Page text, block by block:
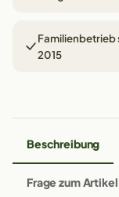
Familienbetrieb
2015
Beschreibung
Frage zum Artikel